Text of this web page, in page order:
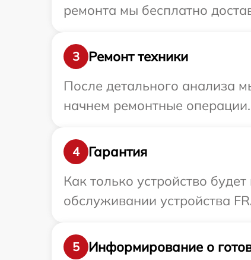
ремонта мы бесплатно
3
Ремонт техники
После детального анализа
начнем ремонтные операции.
4
Гарантия
Как только устройство
обслуживании устройства
5
Информирование о